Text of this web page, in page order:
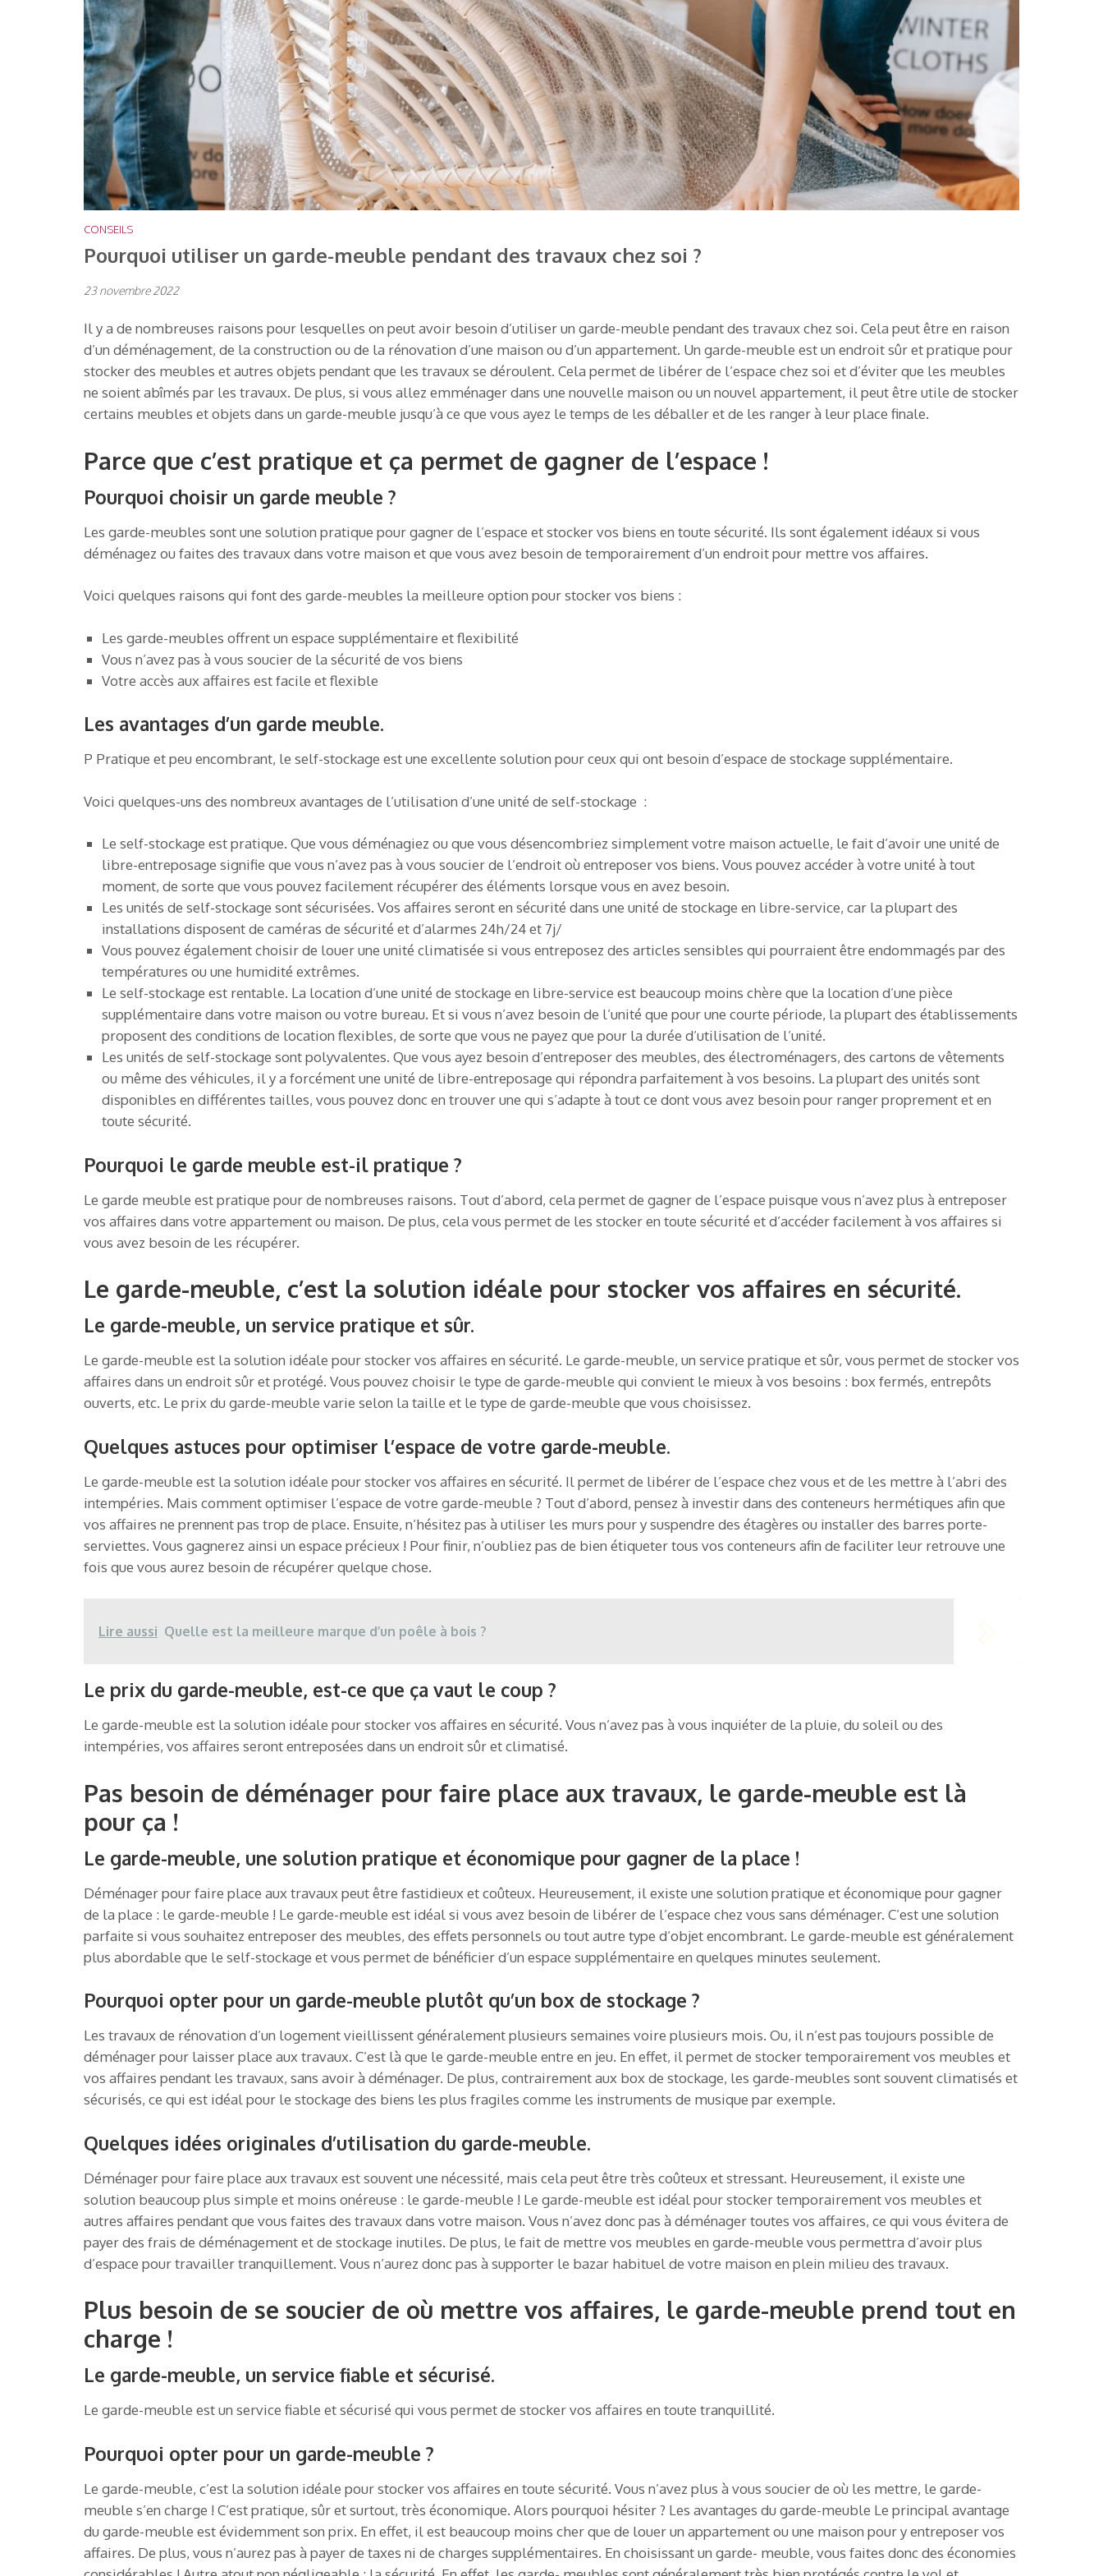
CONSEILS
Pourquoi utiliser un garde-meuble pendant des travaux chez soi ?
23 novembre 2022
Il y a de nombreuses raisons pour lesquelles on peut avoir besoin d’utiliser un garde-meuble pendant des travaux chez soi. Cela peut être en raison
d’un déménagement, de la construction ou de la rénovation d’une maison ou d’un appartement. Un garde-meuble est un endroit sûr et pratique pour
stocker des meubles et autres objets pendant que les travaux se déroulent. Cela permet de libérer de l’espace chez soi et d’éviter que les meubles
ne soient abîmés par les travaux. De plus, si vous allez emménager dans une nouvelle maison ou un nouvel appartement, il peut être utile de stocker
certains meubles et objets dans un garde-meuble jusqu’à ce que vous ayez le temps de les déballer et de les ranger à leur place finale.
Parce que c’est pratique et ça permet de gagner de l’espace !
Pourquoi choisir un garde meuble ?
Les garde-meubles sont une solution pratique pour gagner de l’espace et stocker vos biens en toute sécurité. Ils sont également idéaux si vous
déménagez ou faites des travaux dans votre maison et que vous avez besoin de temporairement d’un endroit pour mettre vos affaires.
Voici quelques raisons qui font des garde-meubles la meilleure option pour stocker vos biens :
Les garde-meubles offrent un espace supplémentaire et flexibilité
Vous n’avez pas à vous soucier de la sécurité de vos biens
Votre accès aux affaires est facile et flexible
Les avantages d’un garde meuble.
P Pratique et peu encombrant, le self-stockage est une excellente solution pour ceux qui ont besoin d’espace de stockage supplémentaire.
Voici quelques-uns des nombreux avantages de l’utilisation d’une unité de self-stockage :
Le self-stockage est pratique. Que vous déménagiez ou que vous désencombriez simplement votre maison actuelle, le fait d’avoir une unité de
libre-entreposage signifie que vous n’avez pas à vous soucier de l’endroit où entreposer vos biens. Vous pouvez accéder à votre unité à tout
moment, de sorte que vous pouvez facilement récupérer des éléments lorsque vous en avez besoin.
Les unités de self-stockage sont sécurisées. Vos affaires seront en sécurité dans une unité de stockage en libre-service, car la plupart des
installations disposent de caméras de sécurité et d’alarmes 24h/24 et 7j/
Vous pouvez également choisir de louer une unité climatisée si vous entreposez des articles sensibles qui pourraient être endommagés par des
températures ou une humidité extrêmes.
Le self-stockage est rentable. La location d’une unité de stockage en libre-service est beaucoup moins chère que la location d’une pièce
supplémentaire dans votre maison ou votre bureau. Et si vous n’avez besoin de l’unité que pour une courte période, la plupart des établissements
proposent des conditions de location flexibles, de sorte que vous ne payez que pour la durée d’utilisation de l’unité.
Les unités de self-stockage sont polyvalentes. Que vous ayez besoin d’entreposer des meubles, des électroménagers, des cartons de vêtements
ou même des véhicules, il y a forcément une unité de libre-entreposage qui répondra parfaitement à vos besoins. La plupart des unités sont
disponibles en différentes tailles, vous pouvez donc en trouver une qui s’adapte à tout ce dont vous avez besoin pour ranger proprement et en
toute sécurité.
Pourquoi le garde meuble est-il pratique ?
Le garde meuble est pratique pour de nombreuses raisons. Tout d’abord, cela permet de gagner de l’espace puisque vous n’avez plus à entreposer
vos affaires dans votre appartement ou maison. De plus, cela vous permet de les stocker en toute sécurité et d’accéder facilement à vos affaires si
vous avez besoin de les récupérer.
Le garde-meuble, c’est la solution idéale pour stocker vos affaires en sécurité.
Le garde-meuble, un service pratique et sûr.
Le garde-meuble est la solution idéale pour stocker vos affaires en sécurité. Le garde-meuble, un service pratique et sûr, vous permet de stocker vos
affaires dans un endroit sûr et protégé. Vous pouvez choisir le type de garde-meuble qui convient le mieux à vos besoins : box fermés, entrepôts
ouverts, etc. Le prix du garde-meuble varie selon la taille et le type de garde-meuble que vous choisissez.
Quelques astuces pour optimiser l’espace de votre garde-meuble.
Le garde-meuble est la solution idéale pour stocker vos affaires en sécurité. Il permet de libérer de l’espace chez vous et de les mettre à l’abri des
intempéries. Mais comment optimiser l’espace de votre garde-meuble ? Tout d’abord, pensez à investir dans des conteneurs hermétiques afin que
vos affaires ne prennent pas trop de place. Ensuite, n’hésitez pas à utiliser les murs pour y suspendre des étagères ou installer des barres porte-
serviettes. Vous gagnerez ainsi un espace précieux ! Pour finir, n’oubliez pas de bien étiqueter tous vos conteneurs afin de faciliter leur retrouve une
fois que vous aurez besoin de récupérer quelque chose.
Lire aussi Quelle est la meilleure marque d’un poêle à bois ?
Le prix du garde-meuble, est-ce que ça vaut le coup ?
Le garde-meuble est la solution idéale pour stocker vos affaires en sécurité. Vous n’avez pas à vous inquiéter de la pluie, du soleil ou des
intempéries, vos affaires seront entreposées dans un endroit sûr et climatisé.
Pas besoin de déménager pour faire place aux travaux, le garde-meuble est là
pour ça !
Le garde-meuble, une solution pratique et économique pour gagner de la place !
Déménager pour faire place aux travaux peut être fastidieux et coûteux. Heureusement, il existe une solution pratique et économique pour gagner
de la place : le garde-meuble ! Le garde-meuble est idéal si vous avez besoin de libérer de l’espace chez vous sans déménager. C’est une solution
parfaite si vous souhaitez entreposer des meubles, des effets personnels ou tout autre type d’objet encombrant. Le garde-meuble est généralement
plus abordable que le self-stockage et vous permet de bénéficier d’un espace supplémentaire en quelques minutes seulement.
Pourquoi opter pour un garde-meuble plutôt qu’un box de stockage ?
Les travaux de rénovation d’un logement vieillissent généralement plusieurs semaines voire plusieurs mois. Ou, il n’est pas toujours possible de
déménager pour laisser place aux travaux. C’est là que le garde-meuble entre en jeu. En effet, il permet de stocker temporairement vos meubles et
vos affaires pendant les travaux, sans avoir à déménager. De plus, contrairement aux box de stockage, les garde-meubles sont souvent climatisés et
sécurisés, ce qui est idéal pour le stockage des biens les plus fragiles comme les instruments de musique par exemple.
Quelques idées originales d’utilisation du garde-meuble.
Déménager pour faire place aux travaux est souvent une nécessité, mais cela peut être très coûteux et stressant. Heureusement, il existe une
solution beaucoup plus simple et moins onéreuse : le garde-meuble ! Le garde-meuble est idéal pour stocker temporairement vos meubles et
autres affaires pendant que vous faites des travaux dans votre maison. Vous n’avez donc pas à déménager toutes vos affaires, ce qui vous évitera de
payer des frais de déménagement et de stockage inutiles. De plus, le fait de mettre vos meubles en garde-meuble vous permettra d’avoir plus
d’espace pour travailler tranquillement. Vous n’aurez donc pas à supporter le bazar habituel de votre maison en plein milieu des travaux.
Plus besoin de se soucier de où mettre vos affaires, le garde-meuble prend tout en
charge !
Le garde-meuble, un service fiable et sécurisé.
Le garde-meuble est un service fiable et sécurisé qui vous permet de stocker vos affaires en toute tranquillité.
Pourquoi opter pour un garde-meuble ?
Le garde-meuble, c’est la solution idéale pour stocker vos affaires en toute sécurité. Vous n’avez plus à vous soucier de où les mettre, le garde-
meuble s’en charge ! C’est pratique, sûr et surtout, très économique. Alors pourquoi hésiter ? Les avantages du garde-meuble Le principal avantage
du garde-meuble est évidemment son prix. En effet, il est beaucoup moins cher que de louer un appartement ou une maison pour y entreposer vos
affaires. De plus, vous n’aurez pas à payer de taxes ni de charges supplémentaires. En choisissant un garde- meuble, vous faites donc des économies